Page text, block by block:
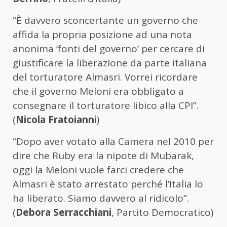
“È davvero sconcertante un governo che
affida la propria posizione ad una nota
anonima ‘fonti del governo’ per cercare di
giustificare la liberazione da parte italiana
del torturatore Almasri. Vorrei ricordare
che il governo Meloni era obbligato a
consegnare il torturatore libico alla CPI”.
(Nicola Fratoianni)
“Dopo aver votato alla Camera nel 2010 per
dire che Ruby era la nipote di Mubarak,
oggi la Meloni vuole farci credere che
Almasri è stato arrestato perché l’Italia lo
ha liberato. Siamo davvero al ridicolo”.
(Debora Serracchiani, Partito Democratico)